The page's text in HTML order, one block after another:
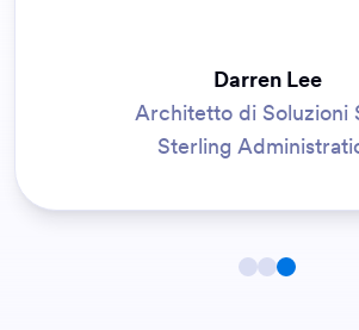
Darren Lee
Architetto di Soluzioni
Sterling